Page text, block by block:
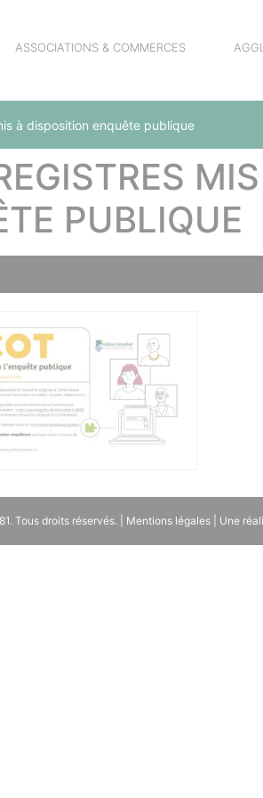
ASSOCIATIONS & COMMERCES
à disposition enquête publique
PUBLIQUE
. Tous droits réservés. | Mentions légales | Une